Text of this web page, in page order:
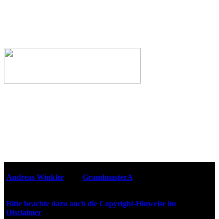
Andreas Winkler
GrandmasterA
Bitte beachte dazu auch die Copyright-Hinweise im
Disclaimer